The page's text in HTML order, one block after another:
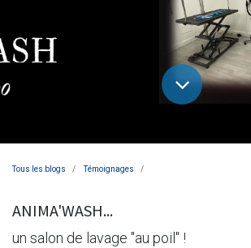
Tous les blogs Témoignages
ANIMA'WASH...
un salon de lavage "au poil" !